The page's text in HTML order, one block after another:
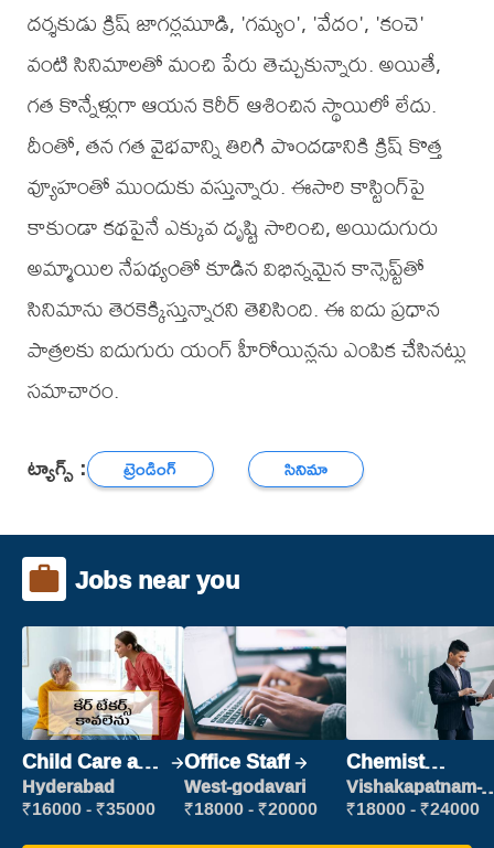
దర్శకుడు క్రిష్‌ జాగర్లమూడి, 'గమ్యం', 'వేదం', 'కంచె'
వంటి సినిమాలతో మంచి పేరు తెచ్చుకున్నారు. అయితే,
గత కొన్నేళ్లుగా ఆయన కెరీర్ ఆశించిన స్థాయిలో లేదు.
దీంతో, తన గత వైభవాన్ని తిరిగి పొందడానికి క్రిష్‌ కొత్త
వ్యూహంతో ముందుకు వస్తున్నారు. ఈసారి కాస్టింగ్‌పై
కాకుండా కథపైనే ఎక్కువ దృష్టి సారించి, అయిదుగురు
అమ్మాయిల నేపథ్యంతో కూడిన విభిన్నమైన కాన్సెప్ట్‌తో
సినిమాను తెరకెక్కిస్తున్నారని తెలిసింది. ఈ ఐదు ప్రధాన
పాత్రలకు ఐదుగురు యంగ్‌ హీరోయిన్లను ఎంపిక చేసినట్లు
సమాచారం.
ట్యాగ్స్ : ట్రెండింగ్ సినిమా
Jobs near you
Child Care and
Patient care
Hyderabad
₹16000 - ₹35000
Office Staff
West-godavari
₹18000 - ₹20000
Chemist
Production
Executive
Vishakapatnam-
new
₹18000 - ₹24000